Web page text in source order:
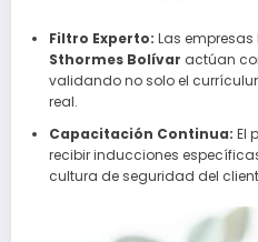
Filtro Experto: Las
Sthormes Bolívar actúan
validando no solo el
real.
Capacitación Continua: El
recibir inducciones
cultura de seguridad del